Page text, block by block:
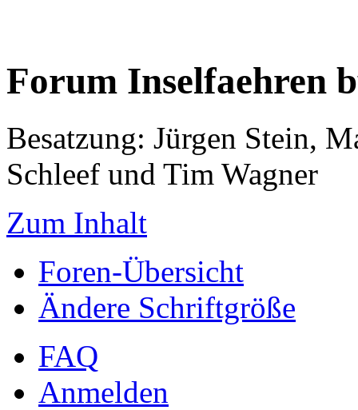
Forum Inselfaehren
Besatzung: Jürgen Stein,
Schleef und Tim Wagner
Zum Inhalt
Foren-Übersicht
Ändere Schriftgröße
FAQ
Anmelden